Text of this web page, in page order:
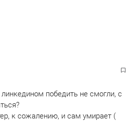
победить не смогли, с
к сожалению, и сам умирает (